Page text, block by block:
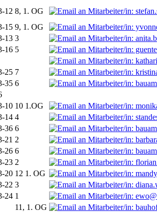
12 8, 1. OG
15 9, 1. OG
13 3
16 5
25 7
35 6
10 10 1.OG
14 4
36 6
21 2
26 6
23 2
20 12 1. OG
22 3
24 1
11, 1. OG